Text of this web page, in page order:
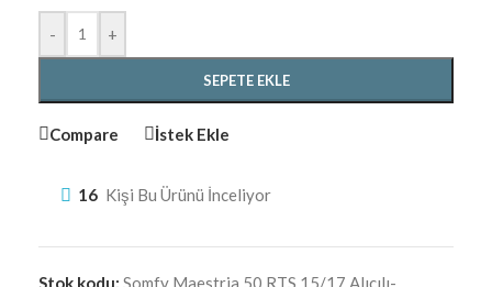
- +
SEPETE EKLE
Compare İstek Ekle
16 Kişi Bu Ürünü İnceliyor